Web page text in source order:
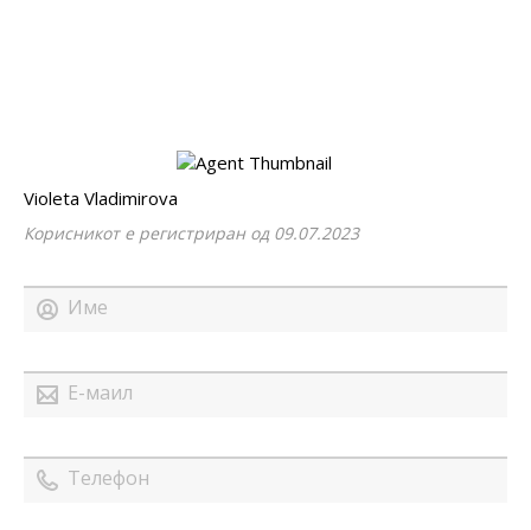
Violeta Vladimirova
Корисникот е регистриран од 09.07.2023